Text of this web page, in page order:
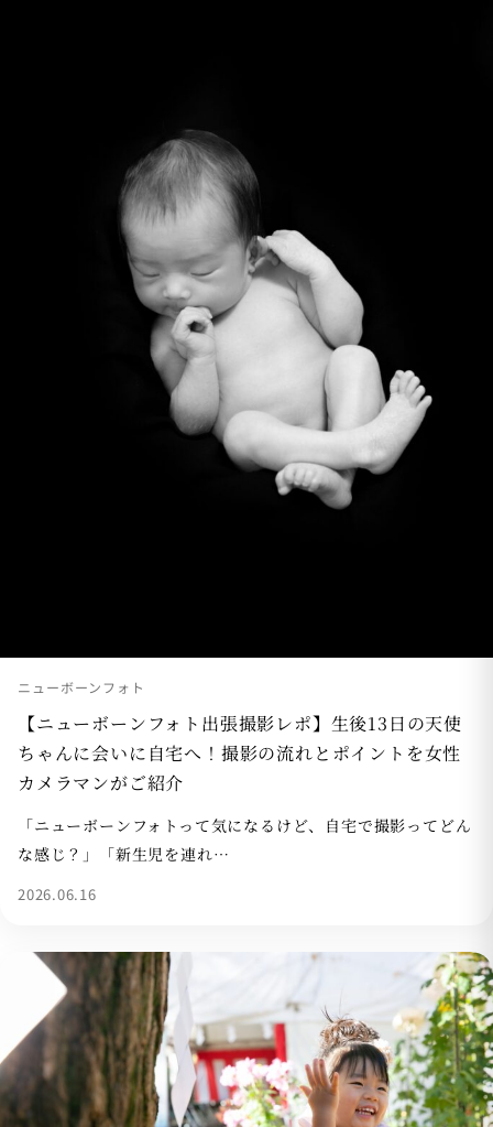
ニューボーンフォト
【ニューボーンフォト出張撮影レポ】生後13日の天使
ちゃんに会いに自宅へ！撮影の流れとポイントを女性
カメラマンがご紹介
「ニューボーンフォトって気になるけど、自宅で撮影ってどん
な感じ？」「新生児を連れ…
2026.06.16